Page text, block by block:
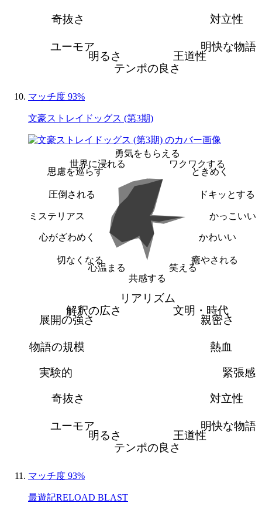
対立性
明快な物語
王道性
テンポの良さ
明るさ
ユーモア
奇抜さ
マッチ度 93%
文豪ストレイドッグス (第3期)
勇気をもらえる
ワクワクする
ときめく
ドキッとする
かっこいい
かわいい
癒やされる
笑える
共感する
心温まる
切なくなる
心がざわめく
ミステリアス
圧倒される
思慮を巡らす
世界に浸れる
リアリズム
文明・時代
親密さ
熱血
緊張感
対立性
明快な物語
王道性
テンポの良さ
明るさ
ユーモア
奇抜さ
実験的
物語の規模
展開の強さ
解釈の広さ
マッチ度 93%
最遊記RELOAD BLAST